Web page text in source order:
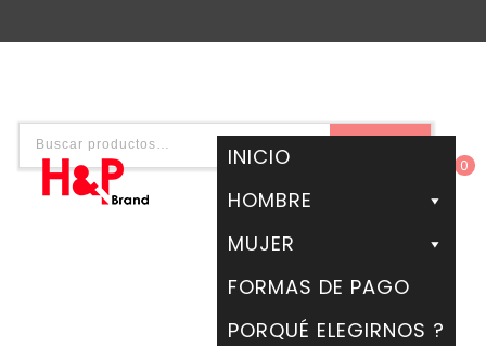
0
INICIO
HOMBRE
MUJER
FORMAS DE PAGO
PORQUÉ ELEGIRNOS ?